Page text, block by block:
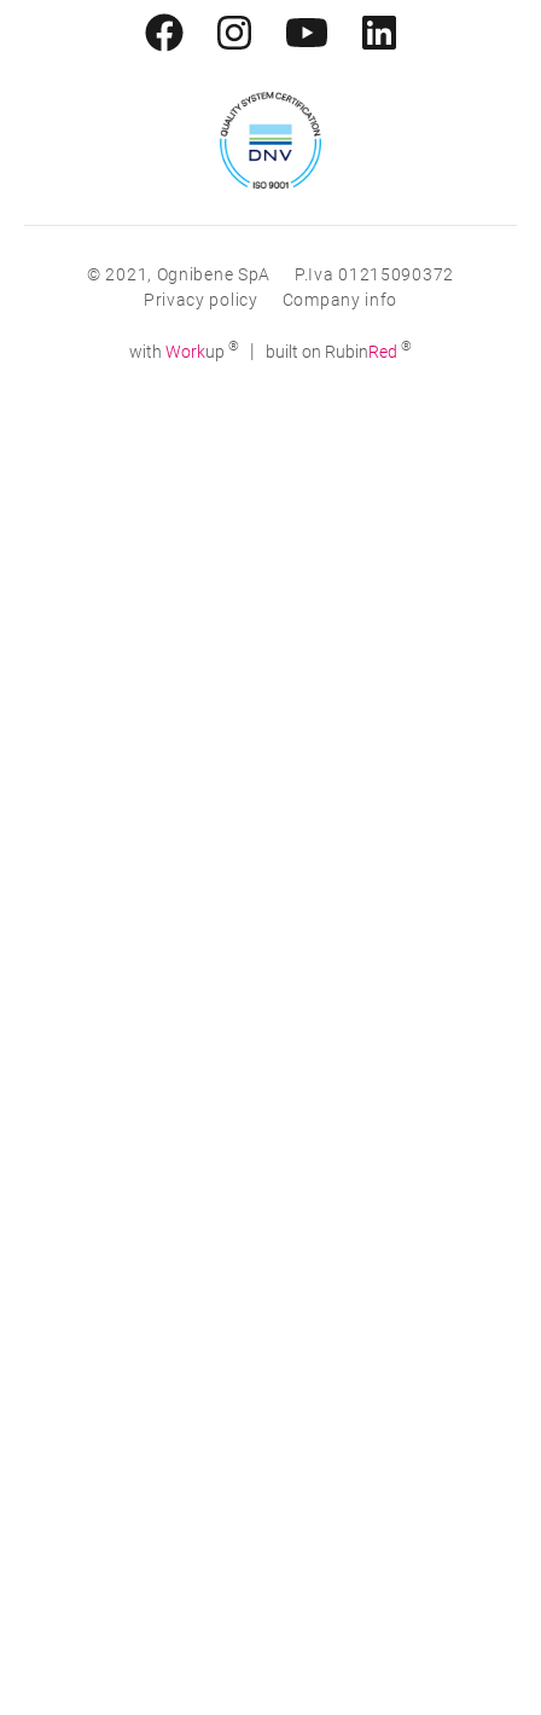
© 2021, Ognibene SpA
P.Iva 01215090372
Privacy policy
Company info
with Workup ® | built on RubinRed ®